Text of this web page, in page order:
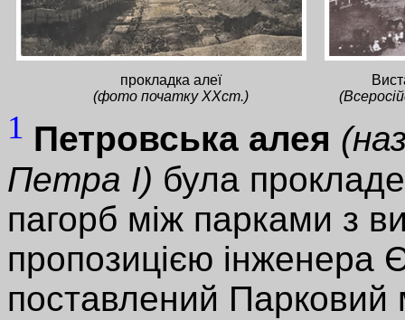
прокладка алеї
(фото початку ХХст.)
1 Петровська алея
Петра I) була
пагорб між парками з
пропозицією
поставлений Парковий